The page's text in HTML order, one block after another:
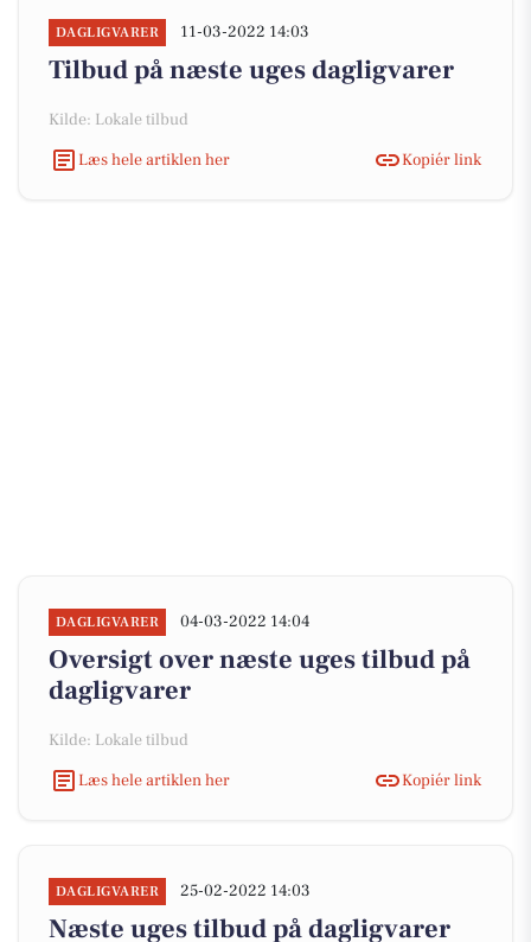
DAGLIGVARER 11-03-2022 14:03
Tilbud på næste uges dagligvarer
Kilde: Lokale tilbud
Læs hele artiklen her
Kopiér link
DAGLIGVARER 04-03-2022 14:04
Oversigt over næste uges tilbud på
dagligvarer
Kilde: Lokale tilbud
Læs hele artiklen her
Kopiér link
DAGLIGVARER 25-02-2022 14:03
Næste uges tilbud på dagligvarer